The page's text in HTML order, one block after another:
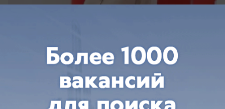
Недвижимость
Передовые ЖК в Южном районе:
«Блокнот» погостил в очередном доме у